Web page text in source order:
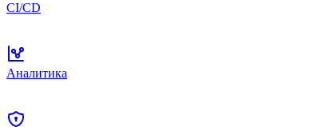
CI/CD
Аналитика